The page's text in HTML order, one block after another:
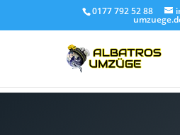
0177 792 52 88